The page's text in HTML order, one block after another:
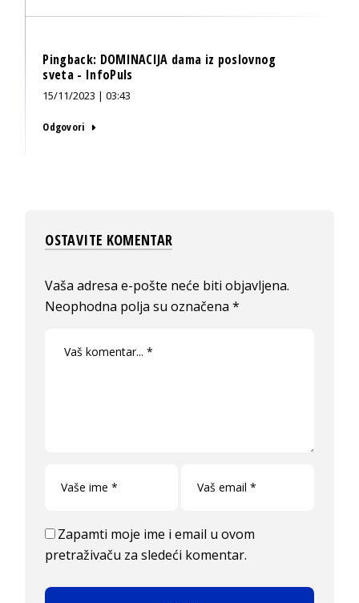
Pingback: DOMINACIJA dama iz poslovnog
sveta - InfoPuls
15/11/2023 | 03:43
Odgovori
OSTAVITE KOMENTAR
Vaša adresa e-pošte neće biti objavljena.
Neophodna polja su označena*
Zapamti moje ime i email u ovom
pretraživaču za sledeći komentar.